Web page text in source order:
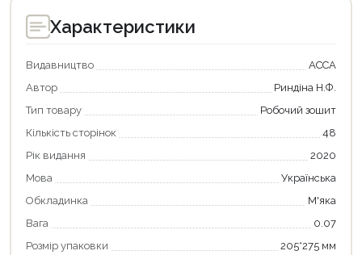
Характеристики
Видавництво
АССА
Автор
Риндіна Н.Ф.
Тип товару
Робочий зошит
Кількість сторінок
48
Рік видання
2020
Мова
Українська
Обкладинка
М'яка
Вага
0.07
Розмір упаковки
205*275 мм
Продовжити покупки